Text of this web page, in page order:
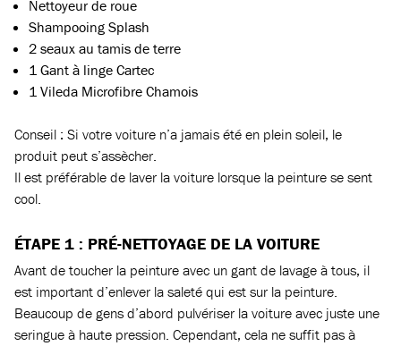
Nettoyeur de roue
Shampooing Splash
2 seaux au tamis de terre
1 Gant à linge Cartec
1 Vileda Microfibre Chamois
Conseil : Si votre voiture n’a jamais été en plein soleil, le
produit peut s’assècher.
Il est préférable de laver la voiture lorsque la peinture se sent
cool.
ÉTAPE 1 : PRÉ-NETTOYAGE DE LA VOITURE
Avant de toucher la peinture avec un gant de lavage à tous, il
est important d’enlever la saleté qui est sur la peinture.
Beaucoup de gens d’abord pulvériser la voiture avec juste une
seringue à haute pression. Cependant, cela ne suffit pas à